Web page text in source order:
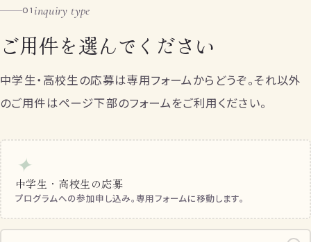
01 inquiry type
ご用件を選んでください
中学生・高校生の応募は専用フォームからどうぞ。それ以外
のご用件はページ下部のフォームをご利用ください。
✦
中学生・高校生の応募
プログラムへの参加申し込み。専用フォームに移動します。